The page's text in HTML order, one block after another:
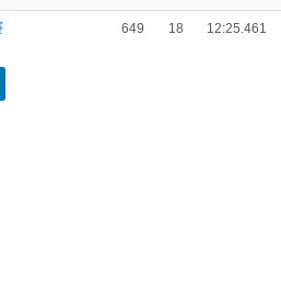
649 18 12:25.461